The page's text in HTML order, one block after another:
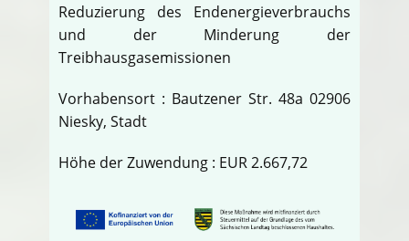
Reduzierung des Endenergieverbrauchs
und der Minderung der
Treibhausgasemissionen
Vorhabensort : Bautzener Str. 48a 02906
Niesky, Stadt
Höhe der Zuwendung : EUR 2.667,72